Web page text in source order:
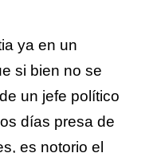
ya en un
si bien no se
un jefe político
días presa de
es notorio el